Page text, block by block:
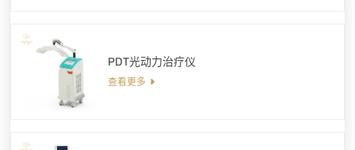
PDT光动力治疗仪
查看更多